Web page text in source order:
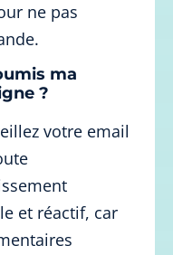
ne pas
ma
?
votre email
et réactif, car